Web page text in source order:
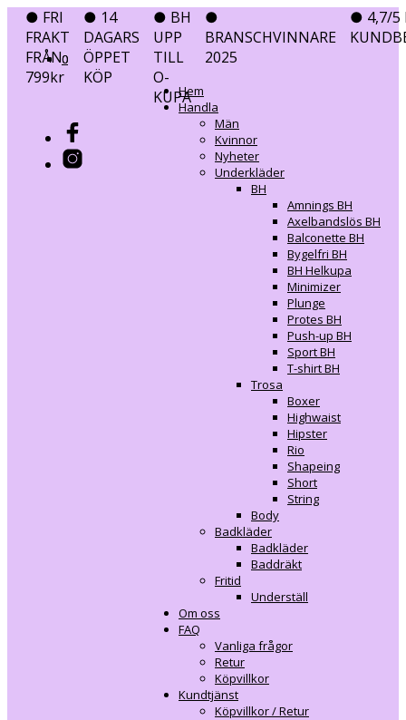
● FRI
FRAKT
FRÅN
799kr
● 14
DAGARS
ÖPPET
KÖP
● BH
UPP
TILL
O-
KUPA
●
BRANSCHVINNARE
2025
● 4,7/5
0
0
Hem
Handla
Män
Kvinnor
Nyheter
Underkläder
BH
Amnings BH
Axelbandslös BH
Balconette BH
Bygelfri BH
BH Helkupa
Minimizer
Plunge
Protes BH
Push-up BH
Sport BH
T-shirt BH
Trosa
Boxer
Highwaist
Hipster
Rio
Shapeing
Short
String
Body
Badkläder
Badkläder
Baddräkt
Fritid
Underställ
Om oss
FAQ
Vanliga frågor
Retur
Köpvillkor
Kundtjänst
Köpvillkor / Retur